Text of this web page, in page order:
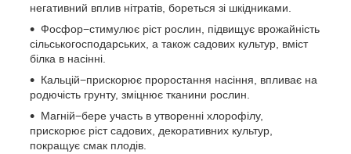
негативний вплив нітратів, бореться зі шкідниками.
Фосфор−стимулює ріст рослин, підвищує врожайність
сільськогосподарських, а також садових культур, вміст
білка в насінні.
Кальцій−прискорює проростання насіння, впливає на
родючість грунту, зміцнює тканини рослин.
Магній−бере участь в утворенні хлорофілу,
прискорює ріст садових, декоративних культур,
покращує смак плодів.